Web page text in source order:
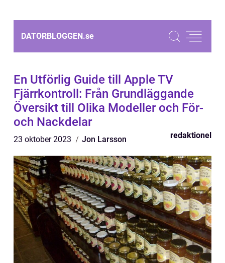
DATORBLOGGEN.se
En Utförlig Guide till Apple TV
Fjärrkontroll: Från Grundläggande
Översikt till Olika Modeller och För-
och Nackdelar
23 oktober 2023 Jon Larsson redaktionel